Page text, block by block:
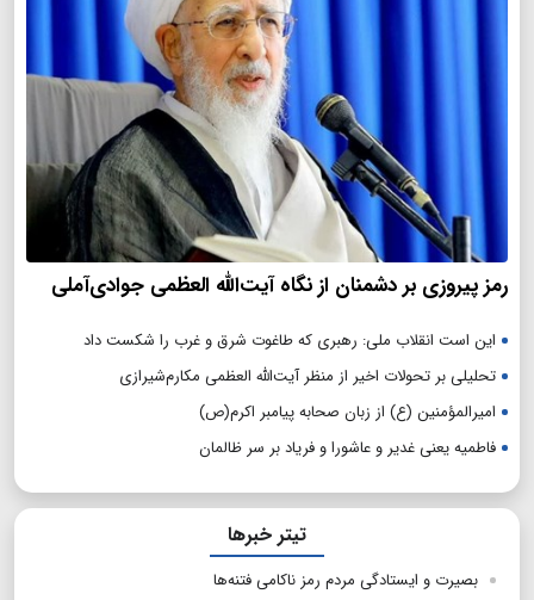
رمز پیروزی بر دشمنان از نگاه آیت‌الله العظمی جوادی‌آملی
این است انقلاب ملی: رهبری که طاغوت شرق و غرب را شکست داد
تحلیلی بر تحولات اخیر از منظر آیت‌الله العظمی مکارم‌شیرازی
امیرالمؤمنین (ع) از زبان صحابه پیامبر اکرم(ص)
فاطمیه یعنی غدیر و عاشورا و فریاد بر سر ظالمان
تیتر خبرها
بصیرت و ایستادگی مردم رمز ناکامی فتنه‌ها